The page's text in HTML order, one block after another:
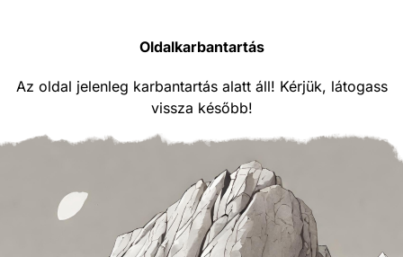
Oldalkarbantartás
Az oldal jelenleg karbantartás alatt áll! Kérjük, látogass
vissza később!